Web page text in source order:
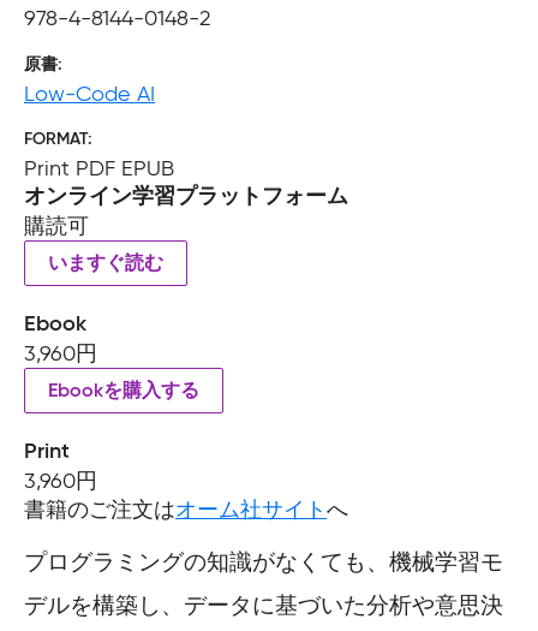
978-4-8144-0148-2
原書
Low-Code AI
FORMAT
Print PDF EPUB
オンライン学習プラットフォーム
購読可
いますぐ読む
Ebook
3,960円
Ebookを購入する
Print
3,960円
書籍のご注文はオーム社サイトへ
プログラミングの知識がなくても、機械学習モ
デルを構築し、データに基づいた分析や意思決